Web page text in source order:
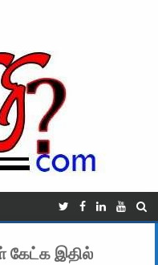
கேட்க இதில்